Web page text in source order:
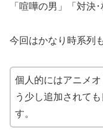
「喧嘩の男」「対決
今回はかなり時系列
個人的にはアニメ
う少し追加されて
す。